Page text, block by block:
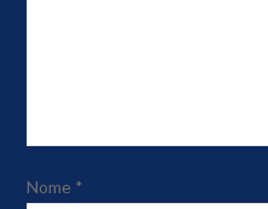
Nome *